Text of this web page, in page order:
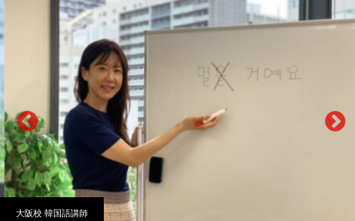
韓国語講師紹介
スケジュール
K Village韓国留学
韓国語お役立ちコラム
大阪校 韓国語講師